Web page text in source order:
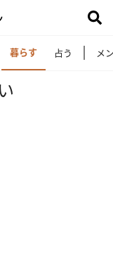
暮らす 占う メ